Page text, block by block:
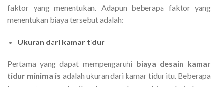
faktor yang menentukan. Adapun beberapa faktor yang
menentukan biaya tersebut adalah:
Ukuran dari kamar tidur
Pertama yang dapat mempengaruhi biaya desain kamar
tidur minimalis adalah ukuran dari kamar tidur itu. Beberapa